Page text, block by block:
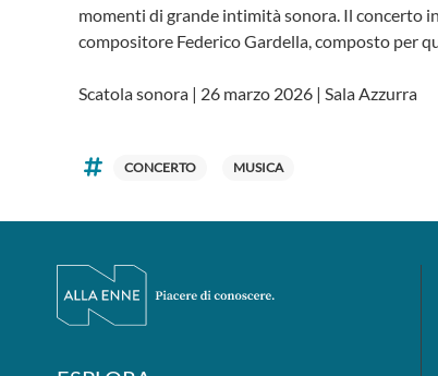
momenti di grande intimità sonora. Il concerto
compositore Federico Gardella, composto per
Scatola sonora | 26 marzo 2026 | Sala Azzurra
CONCERTO MUSICA